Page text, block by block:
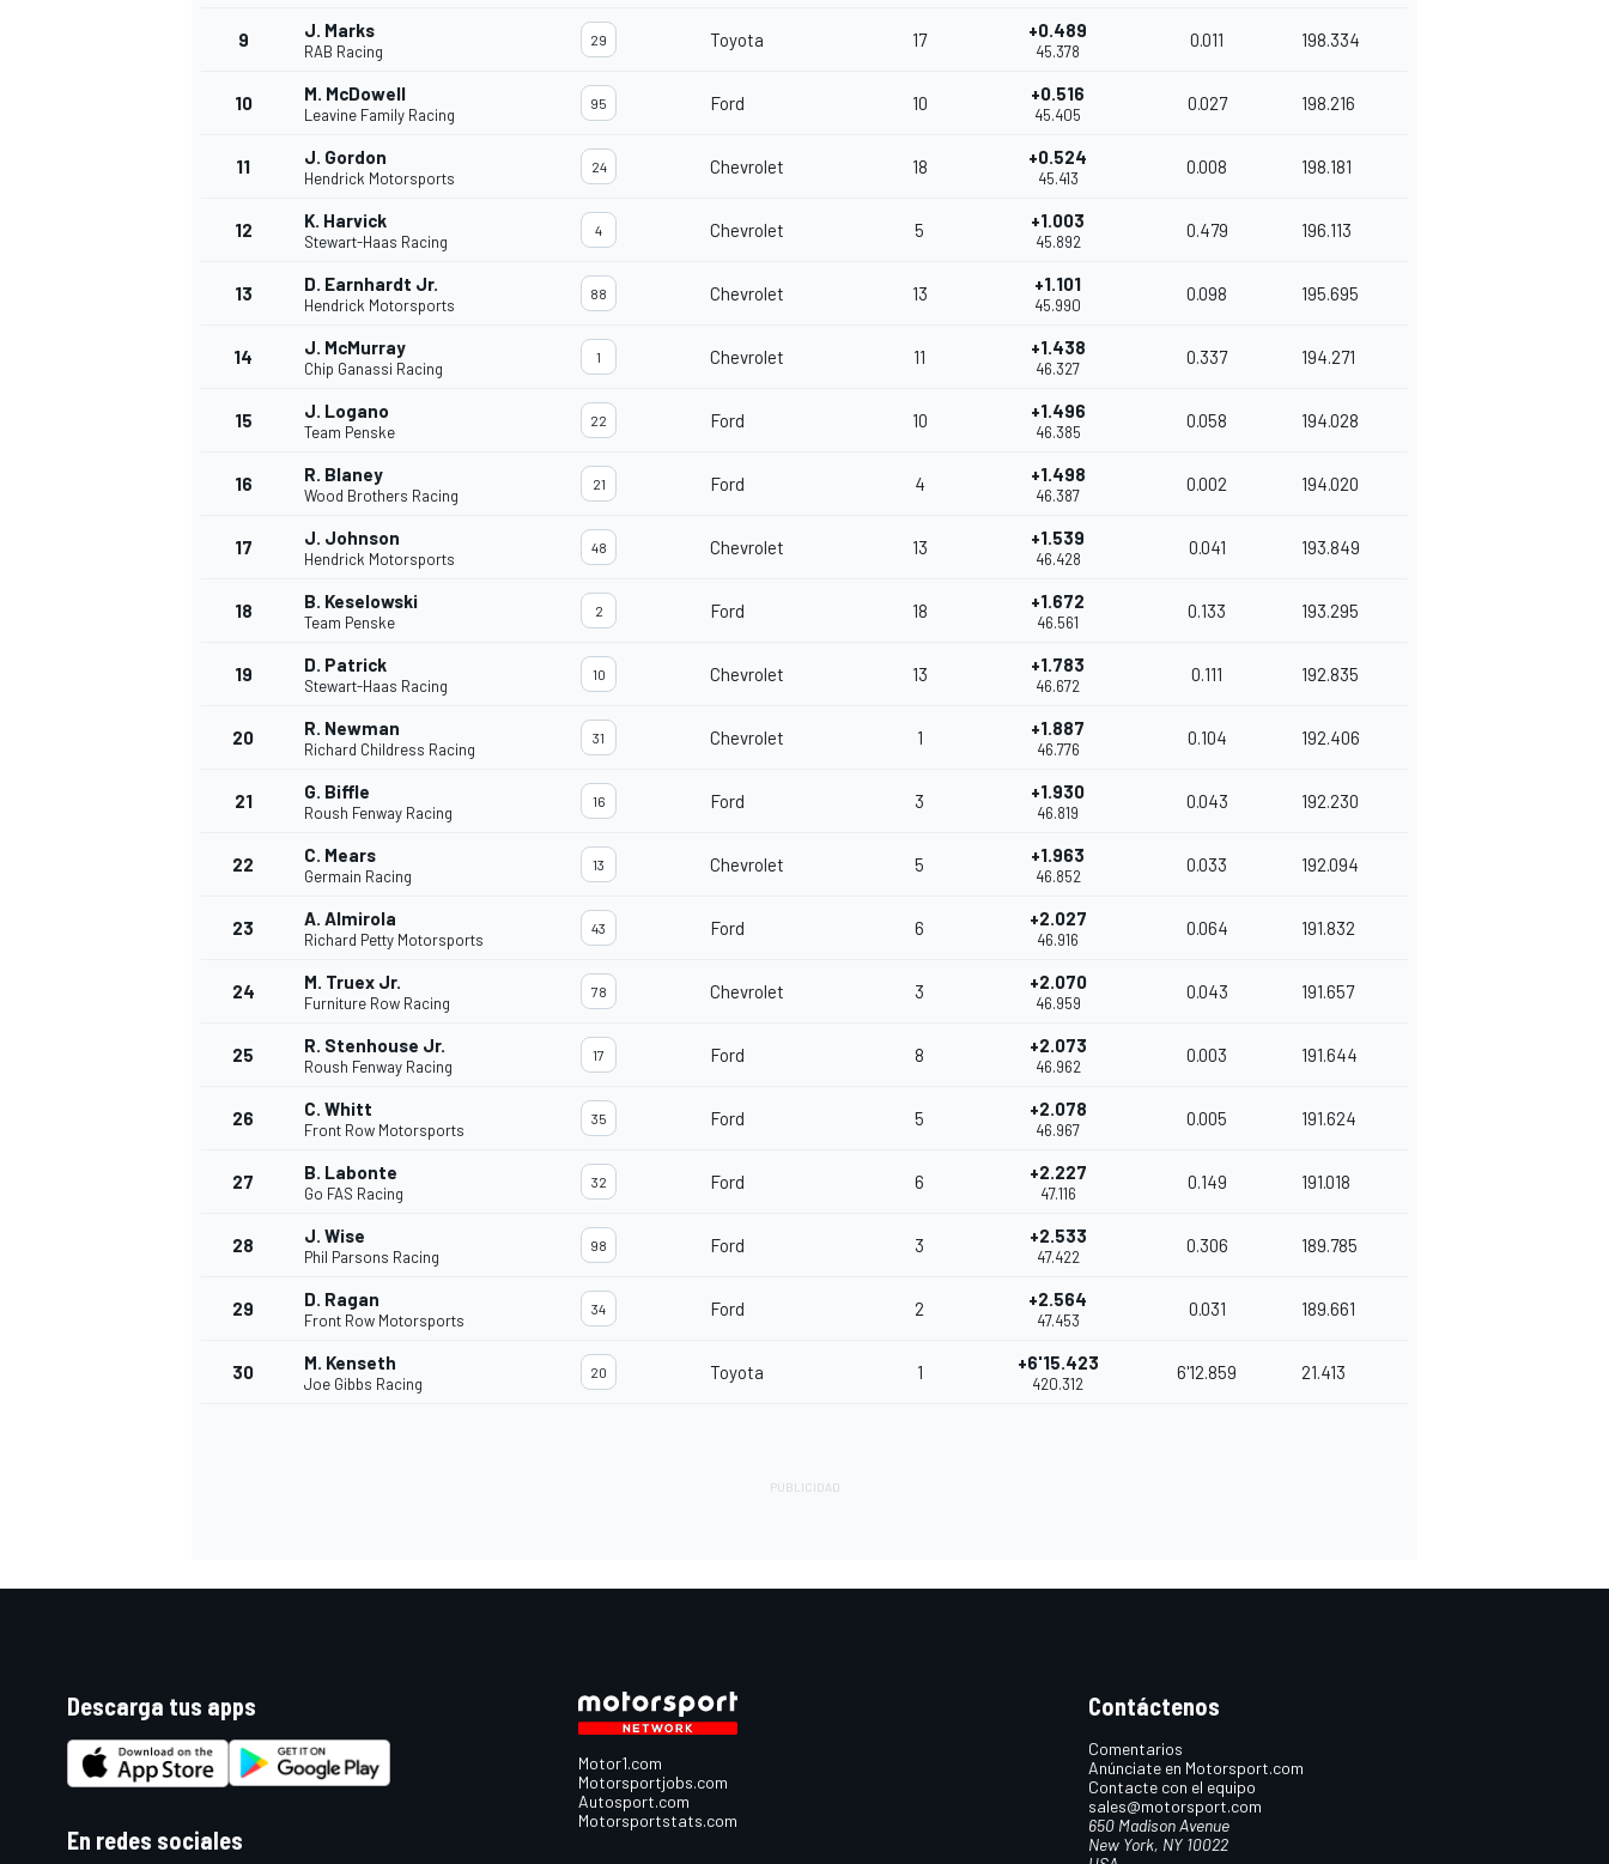
FÓRMULA E
9 J. Marks
RAB Racing
29 Toyota 17 +0.489
45.378
0.011 198.334
10 M. McDowell
Leavine Family Racing
95 Ford 10 +0.516
45.405
0.027 198.216
11 J. Gordon
Hendrick Motorsports
24 Chevrolet 18 +0.524
45.413
0.008 198.181
12 K. Harvick
Stewart-Haas Racing
4 Chevrolet 5 +1.003
45.892
0.479 196.113
13 D. Earnhardt Jr.
Hendrick Motorsports
88 Chevrolet 13 +1.101
45.990
0.098 195.695
14 J. McMurray
Chip Ganassi Racing
1 Chevrolet 11 +1.438
46.327
0.337 194.271
15 J. Logano
Team Penske
22 Ford 10 +1.496
46.385
0.058 194.028
16 R. Blaney
Wood Brothers Racing
21 Ford 4 +1.498
46.387
0.002 194.020
17 J. Johnson
Hendrick Motorsports
48 Chevrolet 13 +1.539
46.428
0.041 193.849
18 B. Keselowski
Team Penske
2 Ford 18 +1.672
46.561
0.133 193.295
19 D. Patrick
Stewart-Haas Racing
10 Chevrolet 13 +1.783
46.672
0.111 192.835
20 R. Newman
Richard Childress Racing
31 Chevrolet 1 +1.887
46.776
0.104 192.406
21 G. Biffle
Roush Fenway Racing
16 Ford 3 +1.930
46.819
0.043 192.230
22 C. Mears
Germain Racing
13 Chevrolet 5 +1.963
46.852
0.033 192.094
23 A. Almirola
Richard Petty Motorsports
43 Ford 6 +2.027
46.916
0.064 191.832
24 M. Truex Jr.
Furniture Row Racing
78 Chevrolet 3 +2.070
46.959
0.043 191.657
25 R. Stenhouse Jr.
Roush Fenway Racing
17 Ford 8 +2.073
46.962
0.003 191.644
26 C. Whitt
Front Row Motorsports
35 Ford 5 +2.078
46.967
0.005 191.624
27 B. Labonte
Go FAS Racing
32 Ford 6 +2.227
47.116
0.149 191.018
28 J. Wise
Phil Parsons Racing
98 Ford 3 +2.533
47.422
0.306 189.785
29 D. Ragan
Front Row Motorsports
34 Ford 2 +2.564
47.453
0.031 189.661
30 M. Kenseth
Joe Gibbs Racing
20 Toyota 1 +6'15.423
420.312
6'12.859 21.413
Descarga tus apps
En redes sociales
Motor1.com
Motorsportjobs.com
Autosport.com
Motorsportstats.com
Contáctenos
Comentarios
Anúnciate en Motorsport.com
Contacte con el equipo
sales@motorsport.com
650 Madison Avenue
New York, NY 10022